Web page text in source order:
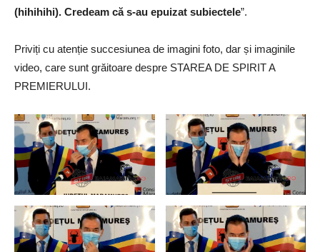
(hihihihi). Credeam că s-au epuizat subiectele”.
Priviți cu atenție succesiunea de imagini foto, dar și imaginile
video, care sunt grăitoare despre STAREA DE SPIRIT A
PREMIERULUI.